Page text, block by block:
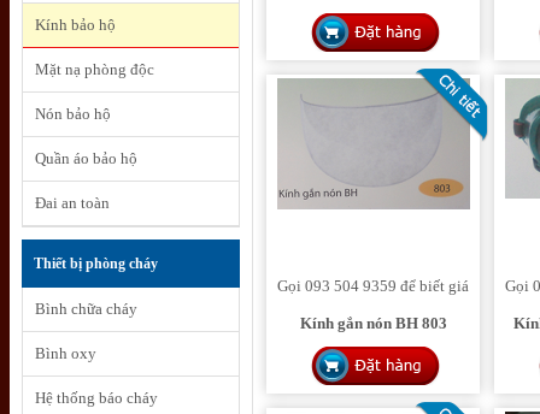
Kính bảo hộ
Mặt nạ phòng độc
Nón bảo hộ
Quần áo bảo hộ
Đai an toàn
Thiết bị phòng cháy
Bình chữa cháy
Bình oxy
Hệ thống báo cháy
Gọi 093 504 9359 để biết giá
Kính gắn nón BH 803
Gọi